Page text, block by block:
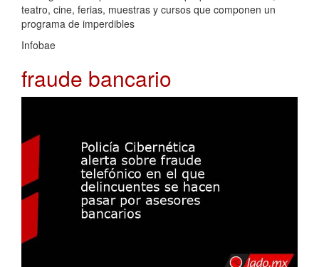
teatro, cine, ferias, muestras y cursos que componen un
programa de imperdibles
Infobae
fraude bancario